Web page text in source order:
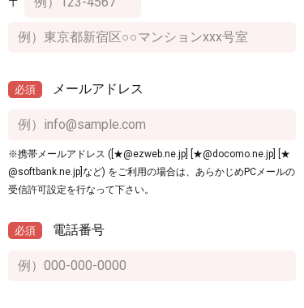
必須 メールアドレス
※携帯メールアドレス ([★@ezweb.ne.jp] [★@docomo.ne.jp] [★
@softbank.ne.jp]など) をご利用の場合は、あらかじめPCメールの
受信許可設定を行なって下さい。
必須 電話番号